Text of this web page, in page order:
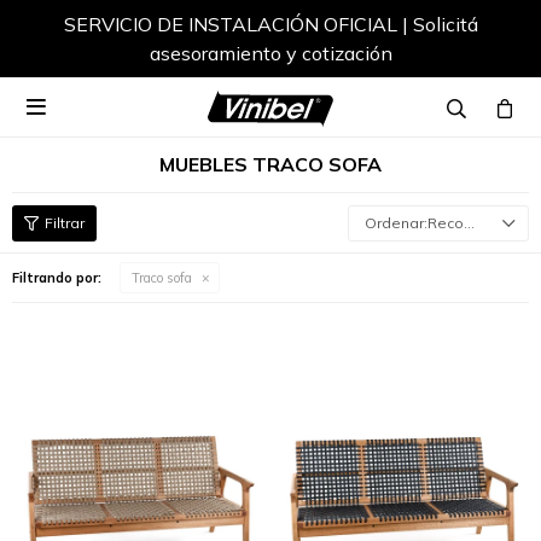
SERVICIO DE INSTALACIÓN OFICIAL | Solicitá
asesoramiento y cotización

MUEBLES TRACO SOFA
Recomendados
Filtrando por: Traco sofa